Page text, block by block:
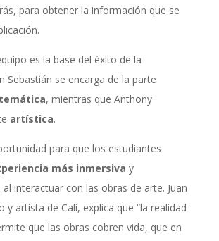
para obtener la información que se
es la base del éxito de la
Sebastián se encarga de la parte
, mientras que Anthony
artística.
para que los estudiantes
más inmersiva y
interactuar con las obras de arte. Juan
y artista de Cali, explica que “la realidad
que las obras cobren vida, que en